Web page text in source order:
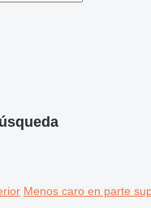
Menos caro en parte